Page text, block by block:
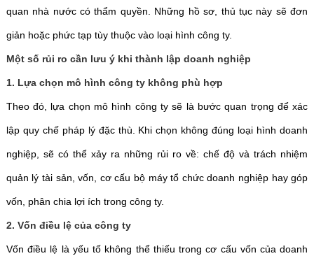
quan nhà nước có thẩm quyền. Những hồ sơ, thủ tục này sẽ đơn
giản hoặc phức tạp tùy thuộc vào loại hình công ty.
Một số rủi ro cần lưu ý khi thành lập doanh nghiệp
1. Lựa chọn mô hình công ty không phù hợp
Theo đó, lựa chọn mô hình công ty sẽ là bước quan trọng để xác
lập quy chế pháp lý đặc thù. Khi chọn không đúng loại hình doanh
nghiệp, sẽ có thể xảy ra những rủi ro về: chế độ và trách nhiệm
quản lý tài sản, vốn, cơ cấu bộ máy tổ chức doanh nghiệp hay góp
vốn, phân chia lợi ích trong công ty.
2. Vốn điều lệ của công ty
Vốn điều lệ là yếu tố không thể thiếu trong cơ cấu vốn của doanh